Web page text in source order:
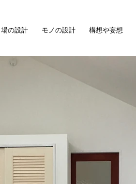
場の設計 モノの設計 構想や妄想